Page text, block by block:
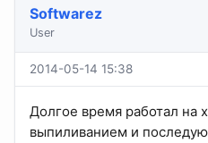
Softwarez
User
2014-05-14 15:38
Долгое время работал на
выпиливанием и